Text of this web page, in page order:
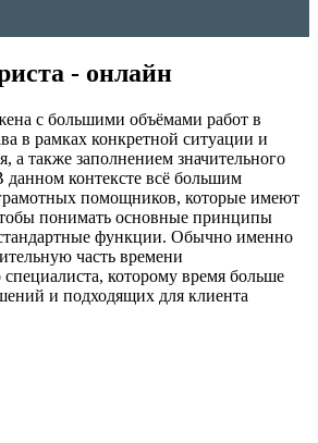
- онлайн
с большими объёмами работ в
в рамках конкретной ситуации и
а также заполнением значительного
данном контексте всё большим
помощников, которые имеют
понимать основные принципы
функции. Обычно именно
часть времени
которому время больше
и подходящих для клиента